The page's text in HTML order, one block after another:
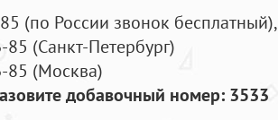
(по России звонок бесплатный),
85 (Санкт-Петербург)
85 (Москва)
добавочный номер: 3533